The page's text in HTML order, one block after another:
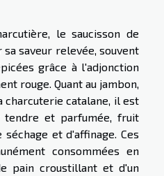
le saucisson de
saveur relevée, souvent
grâce à l'adjonction
rouge. Quant au jambon,
catalane, il est
tendre et parfumée, fruit
et d'affinage. Ces
consommées en
pain croustillant et d'un